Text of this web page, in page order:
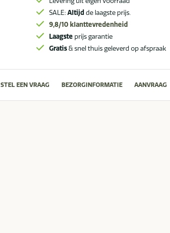
SALE:Altijd de laagste prijs.
9,8/10 klanttevredenheid
Laagste prijs garantie
Gratis& snel thuis geleverd op afspraak
STEL EEN VRAAG BEZORGINFORMATIE AANVRAAG